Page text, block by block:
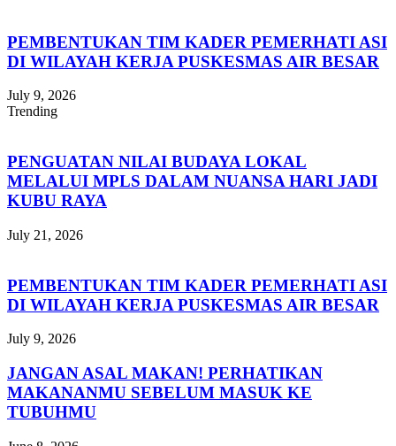
PEMBENTUKAN TIM KADER PEMERHATI ASI
DI WILAYAH KERJA PUSKESMAS AIR BESAR
July 9, 2026
Trending
PENGUATAN NILAI BUDAYA LOKAL
MELALUI MPLS DALAM NUANSA HARI JADI
KUBU RAYA
July 21, 2026
PEMBENTUKAN TIM KADER PEMERHATI ASI
DI WILAYAH KERJA PUSKESMAS AIR BESAR
July 9, 2026
JANGAN ASAL MAKAN! PERHATIKAN
MAKANANMU SEBELUM MASUK KE
TUBUHMU